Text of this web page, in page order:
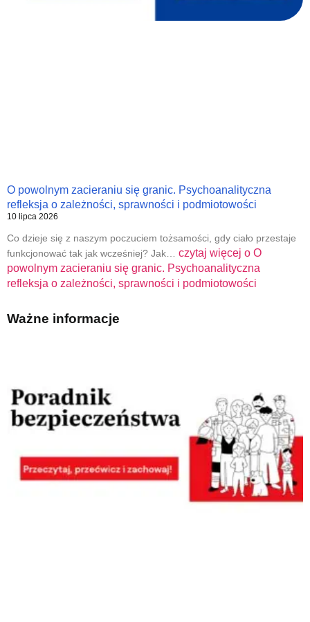
O powolnym zacieraniu się granic. Psychoanalityczna
refleksja o zależności, sprawności i podmiotowości
10 lipca 2026
Co dzieje się z naszym poczuciem tożsamości, gdy ciało przestaje
funkcjonować tak jak wcześniej? Jak… czytaj więcej o O
powolnym zacieraniu się granic. Psychoanalityczna
refleksja o zależności, sprawności i podmiotowości
Ważne informacje